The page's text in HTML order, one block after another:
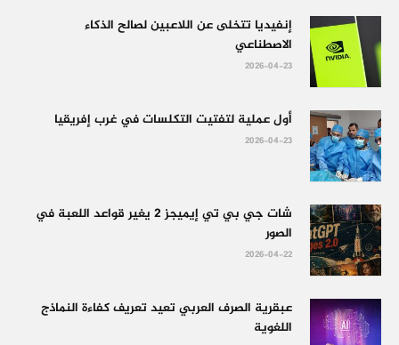
إنفيديا تتخلى عن اللاعبين لصالح الذكاء
الاصطناعي
2026-04-23
أول عملية لتفتيت التكلسات في غرب إفريقيا
2026-04-23
شات جي بي تي إيميجز 2 يغير قواعد اللعبة في
الصور
2026-04-22
عبقرية الصرف العربي تعيد تعريف كفاءة النماذج
اللغوية